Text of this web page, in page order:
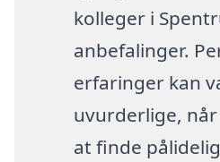
kolleger i
anbefalinger.
erfaringer kan
uvurderlige,
at finde